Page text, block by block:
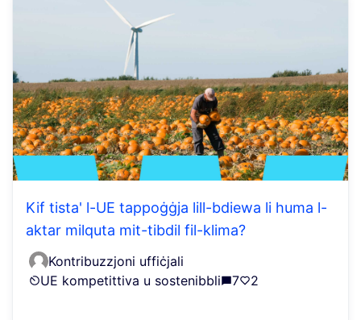
Kif tista' l-UE tappoġġja lill-bdiewa li huma l-
aktar milquta mit-tibdil fil-klima?
Kontribuzzjoni uffiċjali
UE kompetittiva u sostenibbli
7 2